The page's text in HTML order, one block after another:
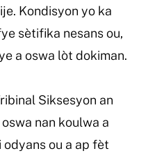
Kondisyon yo ka
sètifika nesans ou,
a oswa lòt dokiman.
Siksesyon an
nan koulwa a
odyans ou a ap fèt